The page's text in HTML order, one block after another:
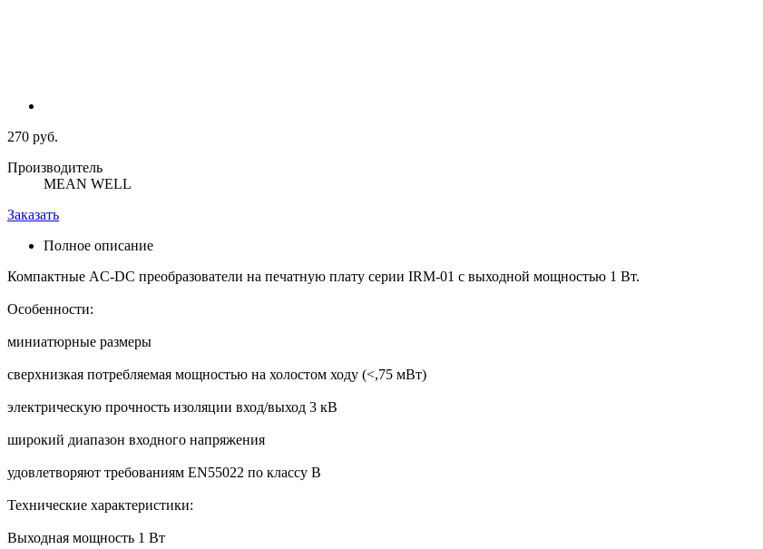
270 руб.
Производитель
MEAN WELL
Заказать
Полное описание
Компактные AC-DC преобразователи на печатную плату серии IRM-01 с выходной мощностью 1 Вт.
Особенности:
миниатюрные размеры
сверхнизкая потребляемая мощностью на холостом ходу (<,75 мВт)
электрическую прочность изоляции вход/выход 3 кВ
широкий диапазон входного напряжения
удовлетворяют требованиям EN55022 по классу В
Технические характеристики:
Выходная мощность 1 Вт